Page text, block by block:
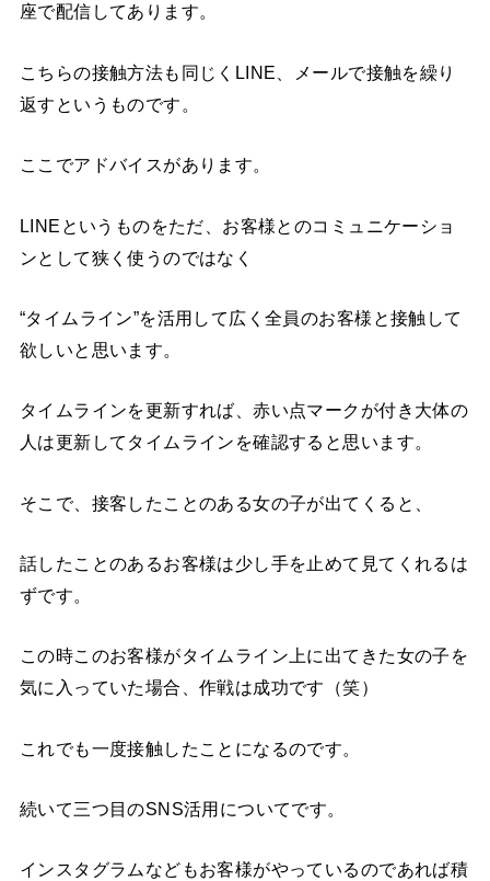
座で配信してあります。
こちらの接触方法も同じくLINE、メールで接触を繰り
返すというものです。
ここでアドバイスがあります。
LINEというものをただ、お客様とのコミュニケーショ
ンとして狭く使うのではなく
“タイムライン”を活用して広く全員のお客様と接触して
欲しいと思います。
タイムラインを更新すれば、赤い点マークが付き大体の
人は更新してタイムラインを確認すると思います。
そこで、接客したことのある女の子が出てくると、
話したことのあるお客様は少し手を止めて見てくれるは
ずです。
この時このお客様がタイムライン上に出てきた女の子を
気に入っていた場合、作戦は成功です（笑）
これでも一度接触したことになるのです。
続いて三つ目のSNS活用についてです。
インスタグラムなどもお客様がやっているのであれば積